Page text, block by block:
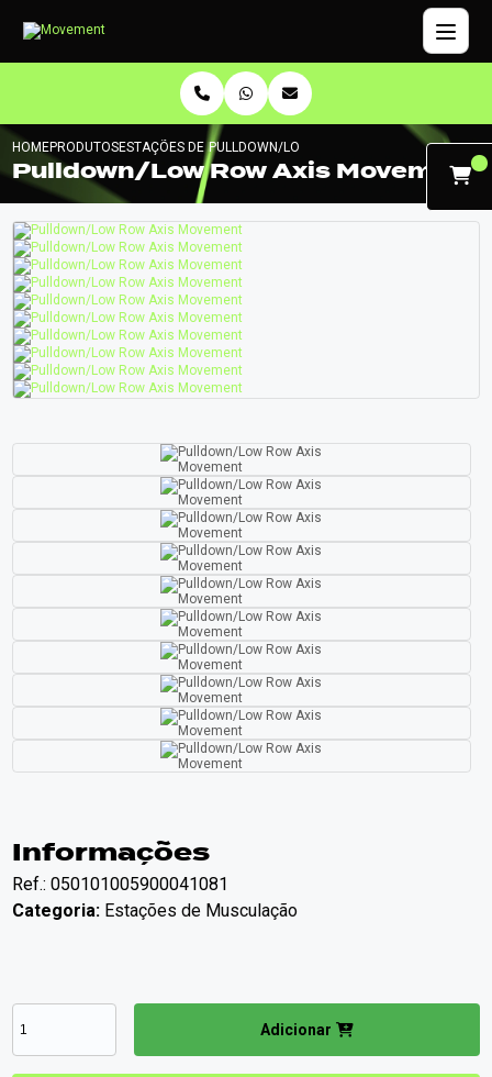
HOMEPRODUTOSESTAÇÕES DE MUSCULAÇÃOPULLDOWN/LOW ROW AXIS MOVEMENT
Pulldown/Low Row Axis Movement
Informações
Ref.: 050101005900041081
Categoria: Estações de Musculação
Adicionar